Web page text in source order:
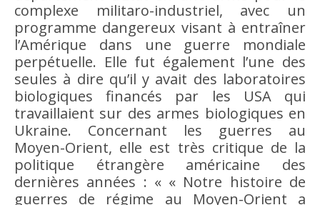
complexe militaro-industriel, avec un
programme dangereux visant à entraîner
l’Amérique dans une guerre mondiale
perpétuelle. Elle fut également l’une des
seules à dire qu’il y avait des laboratoires
biologiques financés par les USA qui
travaillaient sur des armes biologiques en
Ukraine. Concernant les guerres au
Moyen-Orient, elle est très critique de la
politique étrangère américaine des
dernières années : « « Notre histoire de
guerres de régime au Moyen-Orient a